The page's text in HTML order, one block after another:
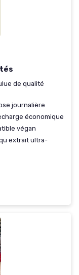
de qualité
journalière
économique
végan
extrait ultra-